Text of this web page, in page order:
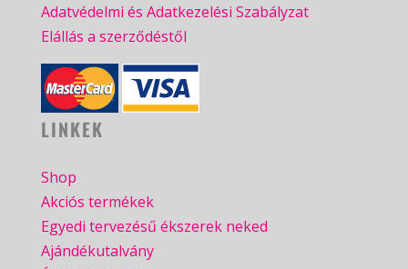
Adatvédelmi és Adatkezelési Szabályzat
Elállás a szerződéstől
LINKEK
Shop
Akciós termékek
Egyedi tervezésű ékszerek neked
Ajándékutalvány